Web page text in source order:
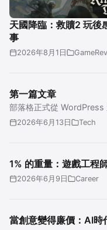
天國降臨：救贖2 玩
事
2026年8月1日
第一篇文章
部落格正式從 WordPress
2026年6月13日 Tech
1% 的重量：遊戲工程
2026年6月9日 Career
當創意變得廉價：AI時